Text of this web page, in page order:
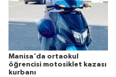
Manisa'da ortaokul
öğrencisi motosiklet kazası
kurbanı